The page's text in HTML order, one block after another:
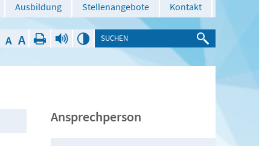
Ausbildung Stellenangebote Kontakt
A A
Ansprechperson